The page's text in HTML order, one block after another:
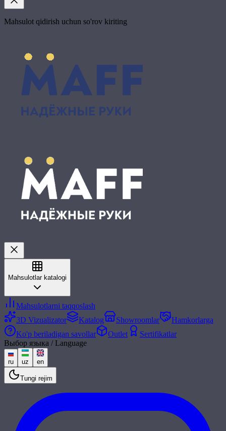
Mahsulot qidirish uchun so'rov kiriting
Mahsulotlar katalogi
Mahsulotlarni taqqoslash
3D Vizualizator
Katalog Showroomlar
Hamkorlarga
Ko'p beriladigan savollar
Outlet
Sertifikatlar
Выбор языка / Language
ru uz en
Tungi rejim